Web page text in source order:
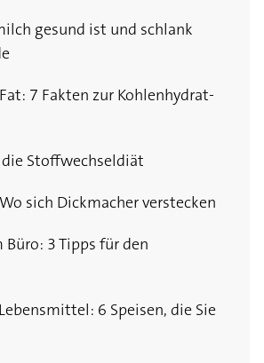
gesund ist und schlank
7 Fakten zur Kohlenhydrat-
Stoffwechseldiät
sich Dickmacher verstecken
Büro: 3 Tipps für den
6 Speisen, die Sie